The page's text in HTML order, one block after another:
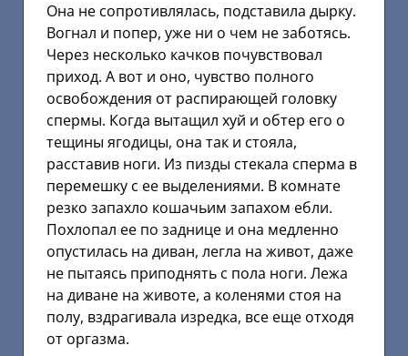
Она не сопротивлялась, подставила дырку.
Вогнал и попер, уже ни о чем не заботясь.
Через несколько качков почувствовал
приход. А вот и оно, чувство полного
освобождения от распирающей головку
спермы. Когда вытащил хуй и обтер его о
тещины ягодицы, она так и стояла,
расставив ноги. Из пизды стекала сперма в
перемешку с ее выделениями. В комнате
резко запахло кошачьим запахом ебли.
Похлопал ее по заднице и она медленно
опустилась на диван, легла на живот, даже
не пытаясь приподнять с пола ноги. Лежа
на диване на животе, а коленями стоя на
полу, вздрагивала изредка, все еще отходя
от оргазма.